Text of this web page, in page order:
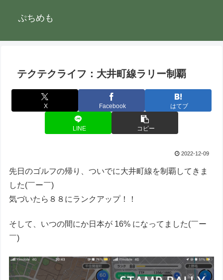
ぷちめも
テクテクライフ：大井町線ラリー制覇
X Facebook はてブ
LINE コピー
2022-12-09
先日のゴルフの帰り、ついでに大井町線を制覇してきま
した(￣ー￣)
気づいたら８８にランクアップ！！
そして、いつの間にか日本が 16% になってました(￣ー
￣)